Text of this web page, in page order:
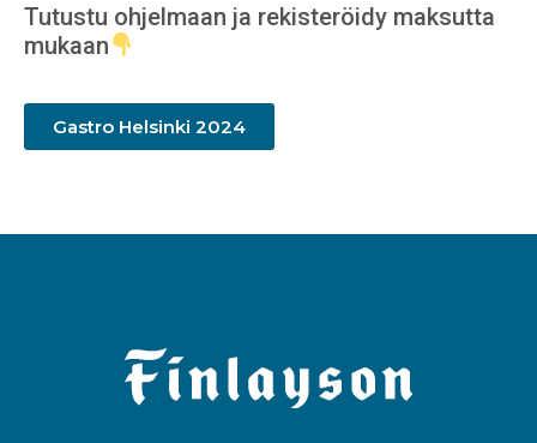
Tutustu ohjelmaan ja rekisteröidy maksutta
mukaan
Gastro Helsinki 2024